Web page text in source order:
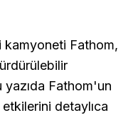
kamyoneti Fathom,
yazıda Fathom'un
detaylıca